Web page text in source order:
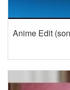
Anime Edit